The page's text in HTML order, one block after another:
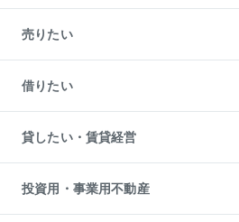
新築・分譲マンションの購入
中古マンションの購入
一戸建ての購入
中古一戸建ての購入
不動産購入の流れ
注目キーワード物件特集
購入ガイド
English 繁体中文簡体中文
売りたい
一戸建ての売却・査定
土地の売却・査定
スピードAI査定
不動産査定について
不動産売却の流れ
不動産買換えの流れ
売却ガイド
借りたい
オフィス・店舗の賃貸
借りるときの流れ
借りるガイド
貸したい・賃貸経営
マンション賃料データ
賃貸管理プラン
リロケーションについて
投資用・事業用不動産